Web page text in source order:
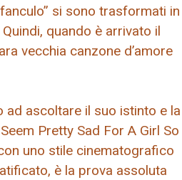
si sono trasformati in
quando è arrivato il
vecchia canzone d’amore
ad ascoltare il suo istinto e la
Pretty Sad For A Girl So
uno stile cinematografico
è la prova assoluta